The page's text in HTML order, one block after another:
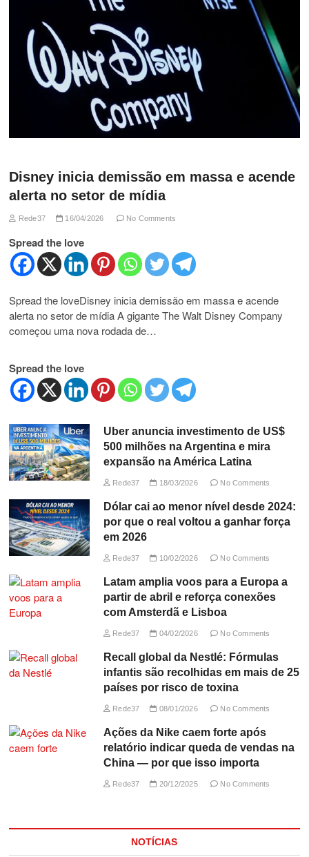
Disney inicia demissão em massa e acende
alerta no setor de mídia
Rede37 16/04/2026 No Comments
Spread the love
Spread the loveDisney inicia demissão em massa e acende
alerta no setor de mídia A gigante The Walt Disney Company
começou uma nova rodada de…
Spread the love
Uber anuncia investimento de US$
500 milhões na Argentina e mira
expansão na América Latina
Rede37 18/03/2026 No Comments
Dólar cai ao menor nível desde 2024:
por que o real voltou a ganhar força
em 2026
Rede37 10/02/2026 No Comments
Latam amplia voos para a Europa a
partir de abril e reforça conexões
com Amsterdã e Lisboa
Rede37 04/02/2026 No Comments
Recall global da Nestlé: Fórmulas
infantis são recolhidas em mais de 25
países por risco de toxina
Rede37 08/01/2026 No Comments
Ações da Nike caem forte após
relatório indicar queda de vendas na
China — por que isso importa
Rede37 20/12/2025 No Comments
NOTÍCIAS